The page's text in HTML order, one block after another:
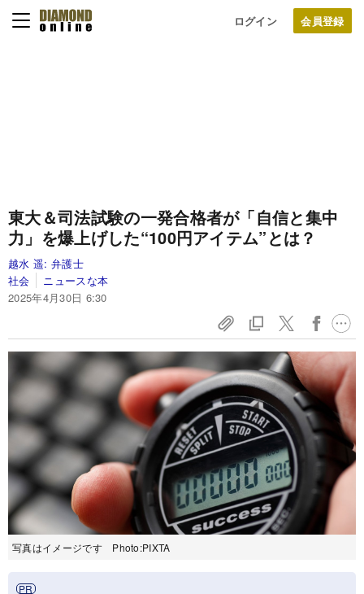
ログイン
東大＆司法試験の一発合格者が「自信と集中
力」を爆上げした“100円アイテム”とは？
越水 遥: 弁護士
社会
ニュースな本
2025年4月30日 6:30
写真はイメージです Photo:PIXTA